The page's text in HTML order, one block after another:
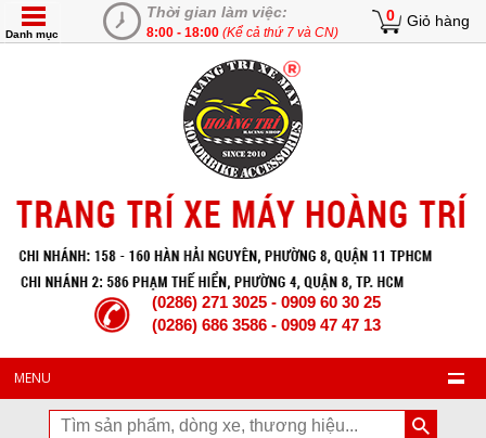
Thời gian làm việc:
8:00 - 18:00 (Kể cả thứ 7 và CN)
0 Giỏ hàng
Danh mục
(0286) 271 3025 - 0909 60 30 25
(0286) 686 3586 - 0909 47 47 13
MENU